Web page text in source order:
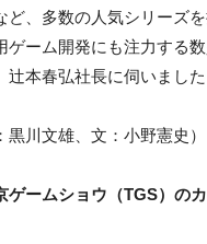
ど、多数の人気シリーズ
ゲーム開発にも注力する
辻本春弘社長に伺いまし
黒川文雄、文：小野憲史）
ームショウ（TGS）のカ